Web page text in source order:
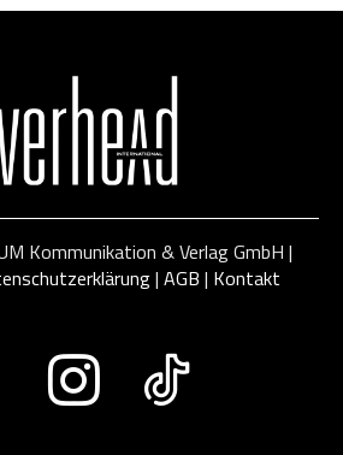
Kommunikation & Verlag GmbH |
| AGB | Kontakt